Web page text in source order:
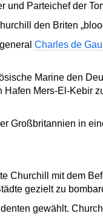
und Parteichef der
den Briten
Charles de
Marine den
Mers-El-Kebir
Großbritannien in
Churchill mit dem
gezielt zu
gewählt.